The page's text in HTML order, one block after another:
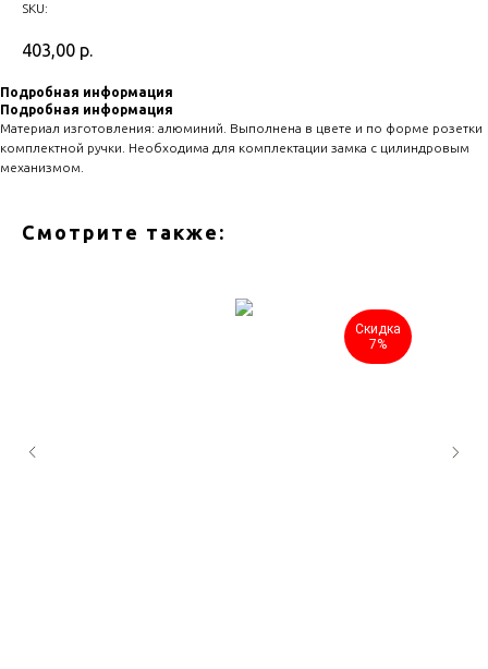
SKU:
403,00 р.
Подробная информация
Подробная информация
Материал изготовления: алюминий. Выполнена в цвете и по форме розетки
комплектной ручки. Необходима для комплектации замка с цилиндровым
механизмом.
Смотрите также:
Скидка
7%